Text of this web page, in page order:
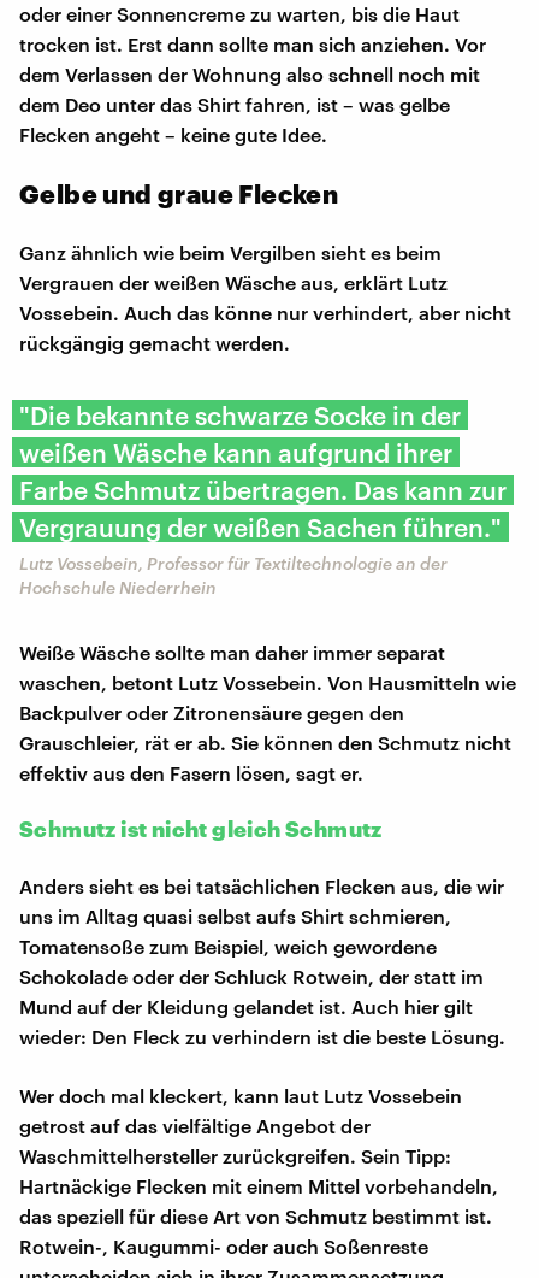
oder einer Sonnencreme zu warten, bis die Haut
trocken ist. Erst dann sollte man sich anziehen. Vor
dem Verlassen der Wohnung also schnell noch mit
dem Deo unter das Shirt fahren, ist – was gelbe
Flecken angeht – keine gute Idee.
Gelbe und graue Flecken
Ganz ähnlich wie beim Vergilben sieht es beim
Vergrauen der weißen Wäsche aus, erklärt Lutz
Vossebein. Auch das könne nur verhindert, aber nicht
rückgängig gemacht werden.
"Die bekannte schwarze Socke in der
weißen Wäsche kann aufgrund ihrer
Farbe Schmutz übertragen. Das kann zur
Vergrauung der weißen Sachen führen."
Lutz Vossebein, Professor für Textiltechnologie an der
Hochschule Niederrhein
Weiße Wäsche sollte man daher immer separat
waschen, betont Lutz Vossebein. Von Hausmitteln wie
Backpulver oder Zitronensäure gegen den
Grauschleier, rät er ab. Sie können den Schmutz nicht
effektiv aus den Fasern lösen, sagt er.
Schmutz ist nicht gleich Schmutz
Anders sieht es bei tatsächlichen Flecken aus, die wir
uns im Alltag quasi selbst aufs Shirt schmieren,
Tomatensoße zum Beispiel, weich gewordene
Schokolade oder der Schluck Rotwein, der statt im
Mund auf der Kleidung gelandet ist. Auch hier gilt
wieder: Den Fleck zu verhindern ist die beste Lösung.
Wer doch mal kleckert, kann laut Lutz Vossebein
getrost auf das vielfältige Angebot der
Waschmittelhersteller zurückgreifen. Sein Tipp:
Hartnäckige Flecken mit einem Mittel vorbehandeln,
das speziell für diese Art von Schmutz bestimmt ist.
Rotwein-, Kaugummi- oder auch Soßenreste